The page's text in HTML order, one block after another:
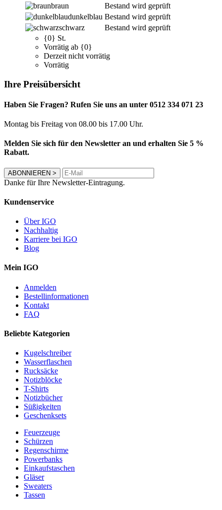
braun
Bestand wird geprüft
dunkelblau Bestand wird geprüft
schwarz
Bestand wird geprüft
{0} St.
Vorrätig ab {0}
Derzeit nicht vorrätig
Vorrätig
Ihre Preisübersicht
Haben Sie Fragen? Rufen Sie uns an unter 0512 334 071 23
Montag bis Freitag von 08.00 bis 17.00 Uhr.
Melden Sie sich für den Newsletter an und erhalten Sie 5 %
Rabatt.
ABONNIEREN >
Danke für Ihre Newsletter-Eintragung.
Kundenservice
Über IGO
Nachhaltig
Karriere bei IGO
Blog
Mein IGO
Anmelden
Bestellinformationen
Kontakt
FAQ
Beliebte Kategorien
Kugelschreiber
Wasserflaschen
Rucksäcke
Notizblöcke
T-Shirts
Notizbücher
Süßigkeiten
Geschenksets
Feuerzeuge
Schürzen
Regenschirme
Powerbanks
Einkaufstaschen
Gläser
Sweaters
Tassen